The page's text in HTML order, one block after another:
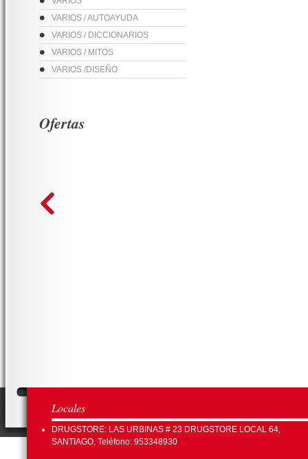
VARIOS / AUTOAYUDA
VARIOS / DICCIONARIOS
VARIOS / MITOS
VARIOS /DISEÑO
Ofertas
Locales
DRUGSTORE: LAS URBINAS # 23 DRUGSTORE LOCAL 64,
SANTIAGO, Teléfono: 953348930